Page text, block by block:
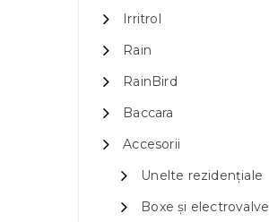
Irritrol
Rain
RainBird
Baccara
Accesorii
Unelte rezidențiale
Boxe și electrovalve